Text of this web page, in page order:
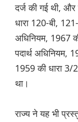
दर्ज की गई थी,
धारा 120-बी,
अधिनियम, 1967
पदार्थ अधिनियम,
1959 की धारा 3/
था।
राज्य ने यह भी